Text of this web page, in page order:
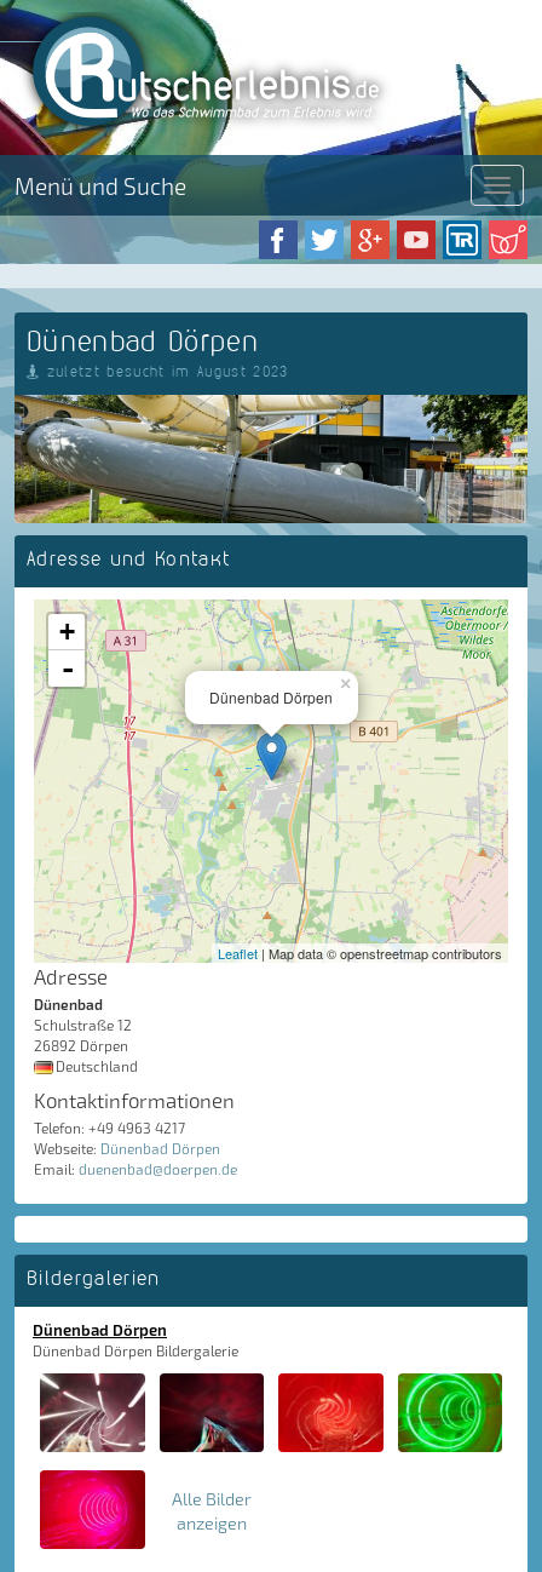
Menü und Suche Menü
Dünenbad Dörpen
zuletzt besucht im August 2023
Adresse und Kontakt
×
Dünenbad Dörpen
+
-
Leaflet | Map data © openstreetmap contributors
Adresse
Dünenbad
Schulstraße 12
26892 Dörpen
Deutschland
Kontaktinformationen
Telefon: +49 4963 4217
Webseite: Dünenbad Dörpen
Email: duenenbad@doerpen.de
Bildergalerien
Dünenbad Dörpen
Dünenbad Dörpen Bildergalerie
Alle Bilder
anzeigen